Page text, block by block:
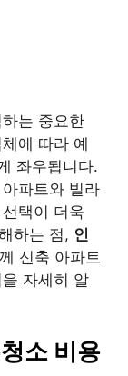
는 중요한
에 따라 예
좌우됩니다.
파트와 빌라
택이 더욱
하는 점, 인
신축 아파트
자세히 알
소 비용